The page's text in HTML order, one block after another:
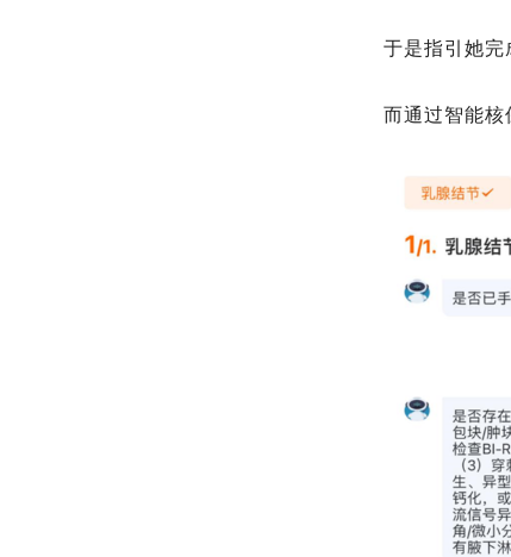
于是指引她完
而通过智能核